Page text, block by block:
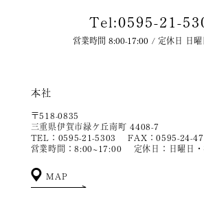
Tel:0595-21-
営業時間 8:00-17:00 / 定休日 日曜
本社
〒518-0835
三重県伊賀市緑ケ丘南町 4408-7
TEL：0595-21-5303
FAX：0595-24-
営業時間：8:00~17:00
定休日：日曜日・
MAP